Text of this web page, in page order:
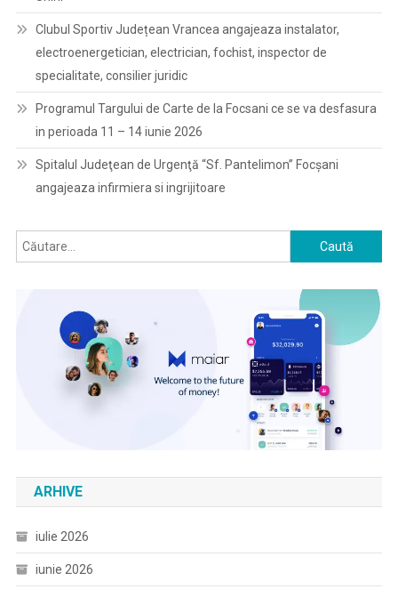
Clubul Sportiv Județean Vrancea angajeaza instalator,
electroenergetician, electrician, fochist, inspector de
specialitate, consilier juridic
Programul Targului de Carte de la Focsani ce se va desfasura
in perioada 11 – 14 iunie 2026
Spitalul Judeţean de Urgenţă “Sf. Pantelimon” Focşani
angajeaza infirmiera si ingrijitoare
Caută
după:
ARHIVE
iulie 2026
iunie 2026